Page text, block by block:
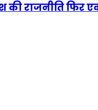
की राजनीति फिर